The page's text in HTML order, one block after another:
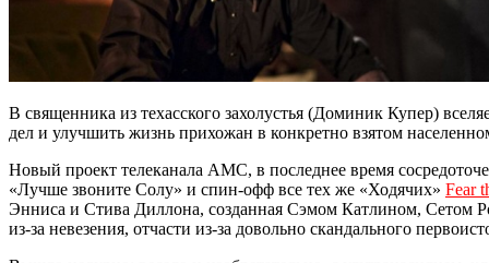
В священника из техасского захолустья (Доминик Купер)
дел и улучшить жизнь прихожан в конкретно взятом
Новый проект телеканала AMC, в последнее время
«Лучше звоните Солу» и спин-офф все тех же «Ходячих» Fear
Энниса и Стива Диллона, созданная Сэмом Катлином, Сетом
из-за невезения, отчасти из-за довольно скандального